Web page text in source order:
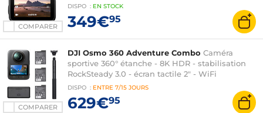
COMPARER
DISPO : EN STOCK
349€95
COMPARER
DJI Osmo 360 Adventure Combo Caméra
sportive 360° étanche - 8K HDR - stabilisation
RockSteady 3.0 - écran tactile 2" - WiFi
6.0/Bluetooth 5.1 - batterie 1950 mAh
DISPO : ENTRE 7/15 JOURS
629€95